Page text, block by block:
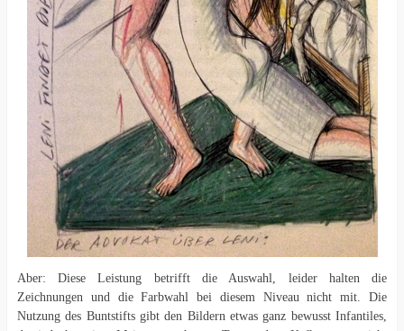
Aber: Diese Leistung betrifft die Auswahl, leider halten die
Zeichnungen und die Farbwahl bei diesem Niveau nicht mit. Die
Nutzung des Buntstifts gibt den Bildern etwas ganz bewusst Infantiles,